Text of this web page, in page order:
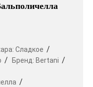
Сладкое
Бренд: Bertani